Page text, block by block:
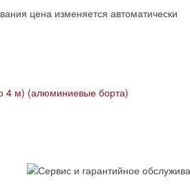
цена изменяется автоматически
4 м) (алюминиевые борта)